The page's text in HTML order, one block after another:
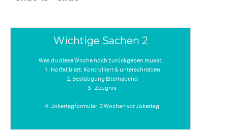
Wichtige Sachen 2
Was du diese Woche noch zurückgeben musst:
Notfallblatt: Kontrolliert & unterschrieben
Bestätigung Elternabend
Zeugnis
Jokertagformular: 2 Wochen vor Jokertag